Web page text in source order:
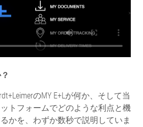
のMY E+Lが何か、そして当
トフォームでどのような利点と機
かを、わずか数秒で説明していま